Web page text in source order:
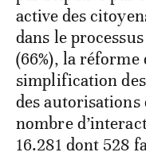
active des
dans le
(66%), la réforme
simplification
des autorisations
nombre
16.281 dont 528